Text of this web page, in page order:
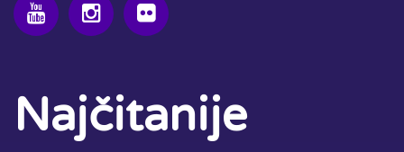
Najčitanije